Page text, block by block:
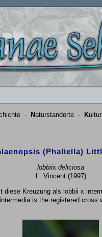
· Naturstandorte · Kultur
(Phaliella)
lobbiix deliciosa
L. Vincent (1997)
diese Kreuzung als lobbii x
is the registered